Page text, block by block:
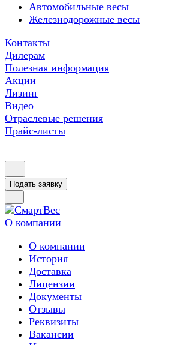
Автомобильные весы
Железнодорожные весы
Контакты
Дилерам
Полезная информация
Акции
Лизинг
Видео
Отраслевые решения
Прайс-листы
Подать заявку
О компании
О компании
История
Доставка
Лицензии
Документы
Отзывы
Реквизиты
Вакансии